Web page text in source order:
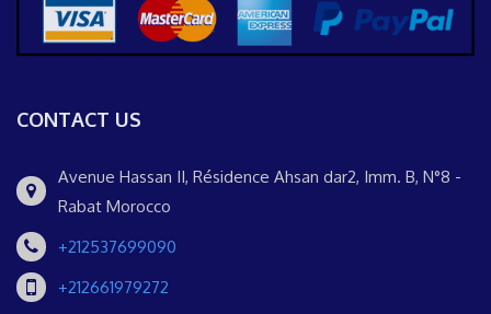
CONTACT US
Avenue Hassan II, Résidence Ahsan dar2, Imm. B, N°8 -
Rabat Morocco
+212537699090
+212661979272